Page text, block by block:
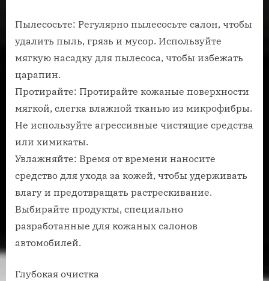
кожаный
автомобиля
Пылесосьте: Регулярно пылесосьте салон, чтобы
удалить пыль, грязь и мусор. Используйте
мягкую насадку для пылесоса, чтобы избежать
царапин.
Протирайте: Протирайте кожаные поверхности
мягкой, слегка влажной тканью из микрофибры.
Не используйте агрессивные чистящие средства
или химикаты.
Увлажняйте: Время от времени наносите
средство для ухода за кожей, чтобы удерживать
влагу и предотвращать растрескивание.
Выбирайте продукты, специально
разработанные для кожаных салонов
автомобилей.
Глубокая очистка